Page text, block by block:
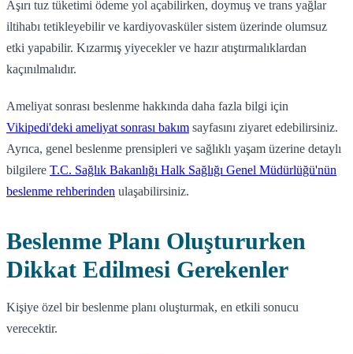
Aşırı tuz tüketimi ödeme yol açabilirken, doymuş ve trans yağlar
iltihabı tetikleyebilir ve kardiyovasküler sistem üzerinde olumsuz
etki yapabilir. Kızarmış yiyecekler ve hazır atıştırmalıklardan
kaçınılmalıdır.
Ameliyat sonrası beslenme hakkında daha fazla bilgi için
Vikipedi'deki ameliyat sonrası bakım sayfasını ziyaret edebilirsiniz.
Ayrıca, genel beslenme prensipleri ve sağlıklı yaşam üzerine detaylı
bilgilere T.C. Sağlık Bakanlığı Halk Sağlığı Genel Müdürlüğü'nün
beslenme rehberinden ulaşabilirsiniz.
Beslenme Planı Oluştururken
Dikkat Edilmesi Gerekenler
Kişiye özel bir beslenme planı oluşturmak, en etkili sonucu
verecektir.